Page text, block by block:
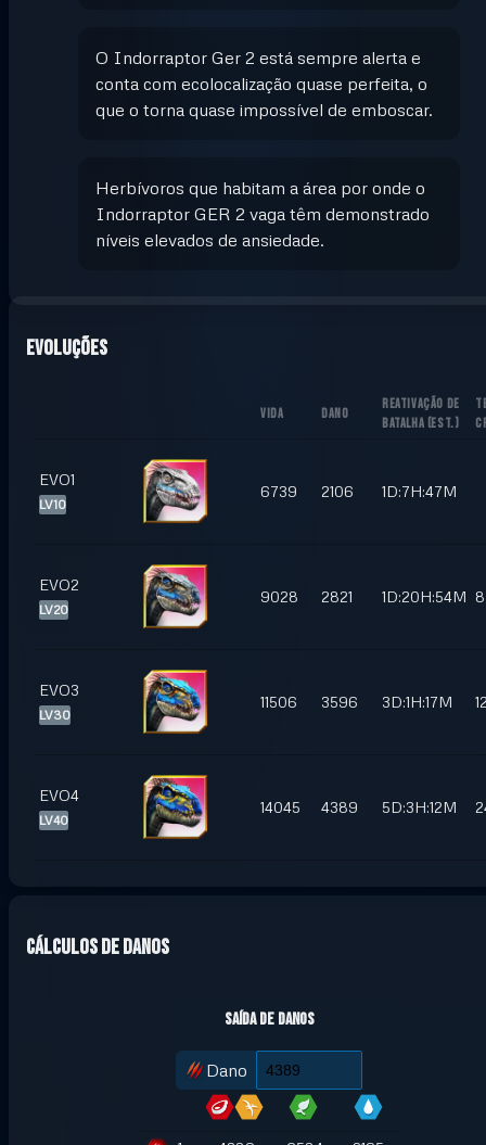
O Indorraptor Ger 2 está sempre alerta e
conta com ecolocalização quase perfeita, o
que o torna quase impossível de emboscar.
Herbívoros que habitam a área por onde o
Indorraptor GER 2 vaga têm demonstrado
níveis elevados de ansiedade.
Evoluções
VIDA DANO
REATIVAÇÃO DE
BATALHA (EST.)
EVO1
LV10
6739 2106 1D:7H:47M
EVO2
LV20
9028 2821 1D:20H:54M
EVO3
LV30
11506 3596 3D:1H:17M
EVO4
LV40
14045 4389 5D:3H:12M
Cálculos de danos
Saída de danos
Dano